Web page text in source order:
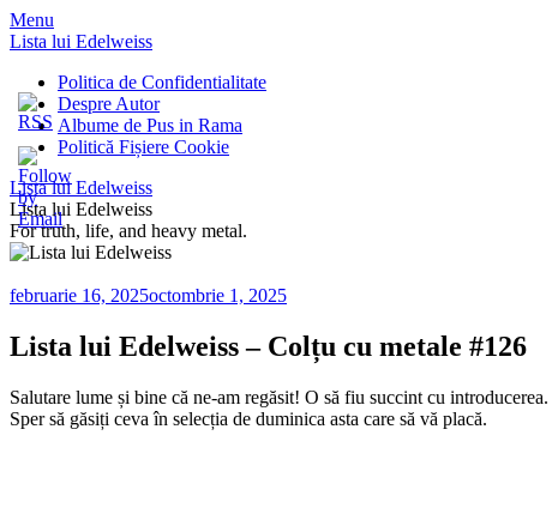
Menu
Lista lui Edelweiss
Politica de Confidentialitate
Despre Autor
Albume de Pus in Rama
Politică Fișiere Cookie
Lista lui Edelweiss
Lista lui Edelweiss
For truth, life, and heavy metal.
februarie 16, 2025octombrie 1, 2025
Lista lui Edelweiss – Colțu cu metale #126
Salutare lume și bine că ne-am regăsit! O să fiu succint cu
Sper să găsiți ceva în selecția de duminica asta care să vă placă.